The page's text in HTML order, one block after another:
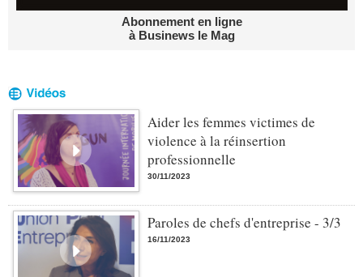
Abonnement en ligne
à Businews le Mag
Aider les femmes victimes de
violence à la réinsertion
professionnelle
30/11/2023
Paroles de chefs d'entreprise - 3/3
16/11/2023